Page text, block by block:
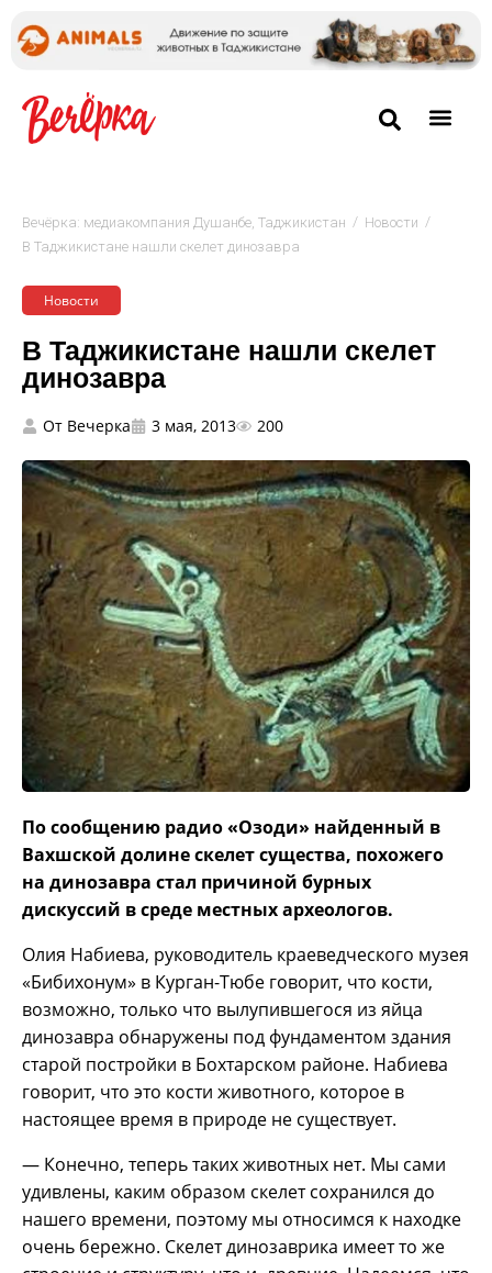
Вечёрка: медиакомпания Душанбе, Таджикистан / Новости /
В Таджикистане нашли скелет динозавра
Новости
В Таджикистане нашли скелет
динозавра
От Вечерка 3 мая, 2013 200
По сообщению радио «Озоди» найденный в
Вахшской долине скелет существа, похожего
на динозавра стал причиной бурных
дискуссий в среде местных археологов.
Олия Набиева, руководитель краеведческого музея
«Бибихонум» в Курган-Тюбе говорит, что кости,
возможно, только что вылупившегося из яйца
динозавра обнаружены под фундаментом здания
старой постройки в Бохтарском районе. Набиева
говорит, что это кости животного, которое в
настоящее время в природе не существует.
— Конечно, теперь таких животных нет. Мы сами
удивлены, каким образом скелет сохранился до
нашего времени, поэтому мы относимся к находке
очень бережно. Скелет динозаврика имеет то же